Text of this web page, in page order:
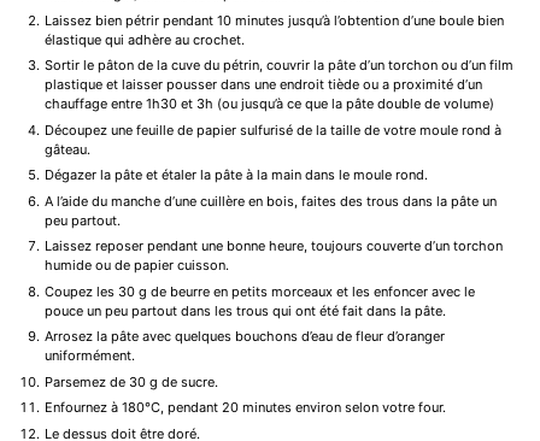
Laissez bien pétrir pendant 10 minutes jusqu’à l’obtention d’une boule bien
élastique qui adhère au crochet.
Sortir le pâton de la cuve du pétrin, couvrir la pâte d’un torchon ou d’un film
plastique et laisser pousser dans une endroit tiède ou a proximité d’un
chauffage entre 1h30 et 3h (ou jusqu’à ce que la pâte double de volume)
Découpez une feuille de papier sulfurisé de la taille de votre moule rond à
gâteau.
Dégazer la pâte et étaler la pâte à la main dans le moule rond.
A l’aide du manche d’une cuillère en bois, faites des trous dans la pâte un
peu partout.
Laissez reposer pendant une bonne heure, toujours couverte d’un torchon
humide ou de papier cuisson.
Coupez les 30 g de beurre en petits morceaux et les enfoncer avec le
pouce un peu partout dans les trous qui ont été fait dans la pâte.
Arrosez la pâte avec quelques bouchons d’eau de fleur d’oranger
uniformément.
Parsemez de 30 g de sucre.
Enfournez à 180°C, pendant 20 minutes environ selon votre four.
Le dessus doit être doré.